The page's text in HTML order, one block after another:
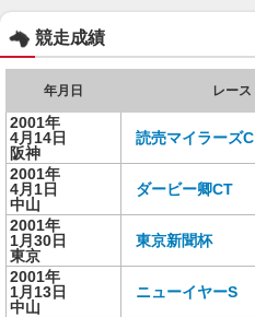
競走成績
年月日 レース
2001年
4月14日
阪神
読売マイラーズC
2001年
4月1日
中山
ダービー卿CT
2001年
1月30日
東京
東京新聞杯
2001年
1月13日
中山
ニューイヤーS